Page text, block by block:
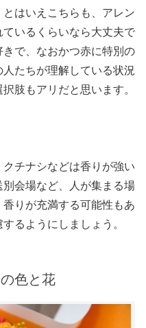
はいえこちらも、アレン
いるくらいなら大丈夫で
で、なおかつ赤に特別の
たちが理解している状況
肢もアリだと思います。
チナシなどは香りが強い
会場など、人が集まる場
りが充満する可能性もあ
るようにしましょう。
色と花